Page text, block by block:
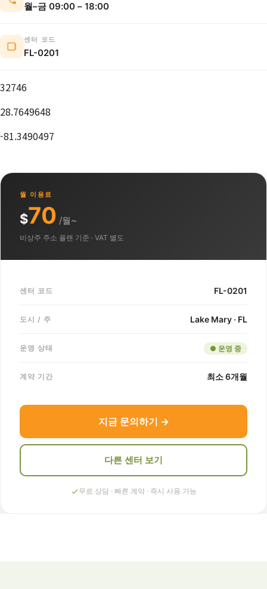
월–금 09:00 – 18:00
센터 코드
FL-0201
32746
28.7649648
-81.3490497
월 이용료
$70 /월~
비상주 주소 플랜 기준 · VAT 별도
센터 코드 FL-0201
도시 / 주 Lake Mary · FL
운영 상태 ● 운영 중
계약 기간 최소 6개월
지금 문의하기 →
다른 센터 보기
무료 상담 · 빠른 계약 · 즉시 사용 가능